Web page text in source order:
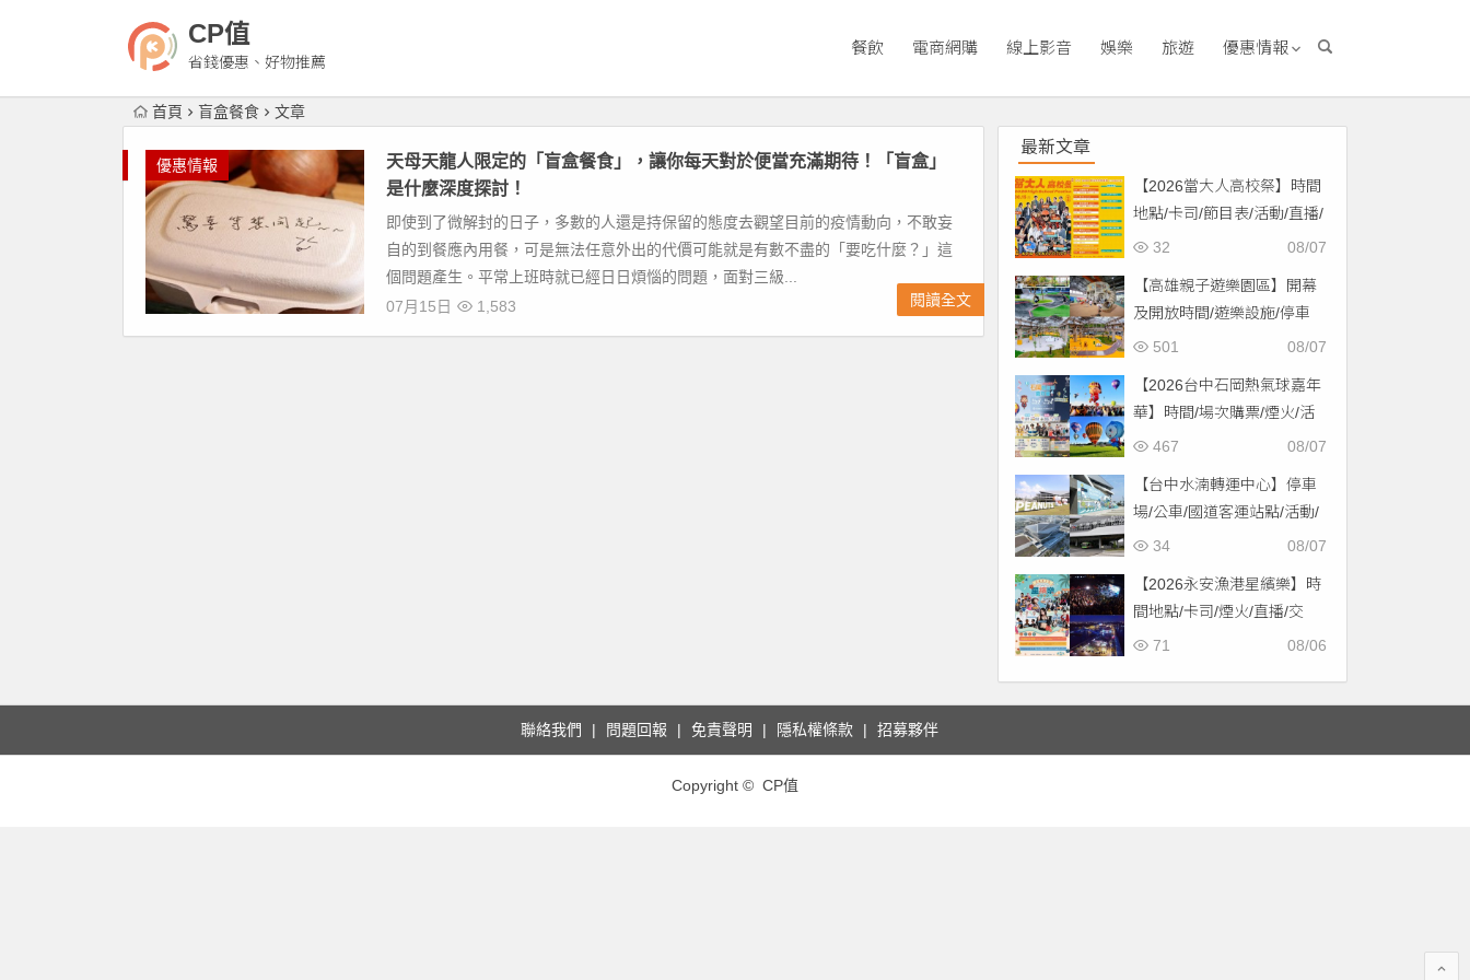
CP值
省錢優惠、好物推薦
餐飲 電商網購 線上影音 娛樂 旅遊 優惠情報
首頁 盲盒餐食 文章
優惠情報
天母天龍人限定的「盲盒餐食」，讓你每天對於便當充滿期待！「盲盒」
是什麼深度探討！
即使到了微解封的日子，多數的人還是持保留的態度去觀望目前的疫情動向，不敢妄
自的到餐應內用餐，可是無法任意外出的代價可能就是有數不盡的「要吃什麼？」這
個問題產生。平常上班時就已經日日煩惱的問題，面對三級...
07月15日
1,583 閱讀全文
最新文章
【2026當大人高校祭】時間
地點/卡司/節目表/活動/直播/
交通，免費入場！
08/07
32
【高雄親子遊樂園區】開幕
及開放時間/遊樂設施/停車
場/交通一次看！
08/07
501
【2026台中石岡熱氣球嘉年
華】時間/場次購票/煙火/活
動/交通，土牛運動公園登08/07
467
【台中水湳轉運中心】停車
場/公車/國道客運站點/活動/
交通，啟用免費停車！ 08/07
34
【2026永安漁港星繽樂】時
間地點/卡司/煙火/直播/交
通，免費入場！
08/06
71
聯絡我們 問題回報 免責聲明 隱私權條款 招募夥伴
Copyright © CP值